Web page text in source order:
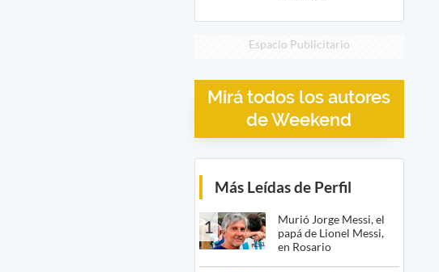
Espacio Publicitario
Mirá todos los autores
de Weekend
Más Leídas de Perfil
1
Murió Jorge Messi, el
papá de Lionel Messi,
en Rosario